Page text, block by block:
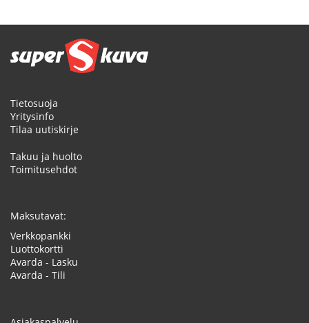
Tietosuoja
Yritysinfo
Tilaa uutiskirje
Takuu ja huolto
Toimitusehdot
Maksutavat:
Verkkopankki
Luottokortti
Avarda - Lasku
Avarda - Tili